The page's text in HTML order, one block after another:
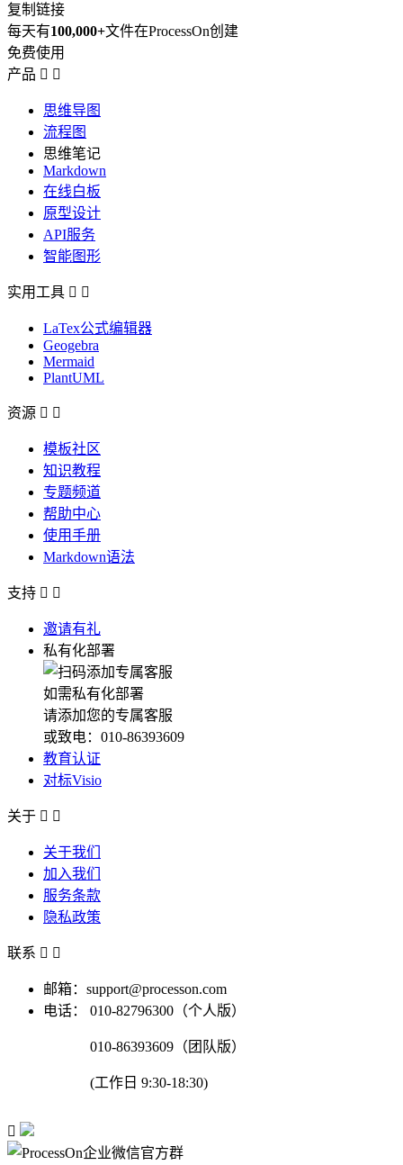
复制链接
每天有100,000+文件在ProcessOn创建
免费使用
产品  
思维导图
流程图
思维笔记
Markdown
在线白板
原型设计
API服务
智能图形
实用工具  
LaTex公式编辑器
Geogebra
Mermaid
PlantUML
资源  
模板社区
知识教程
专题频道
帮助中心
使用手册
Markdown语法
支持  
邀请有礼
私有化部署
如需私有化部署
请添加您的专属客服
或致电：010-86393609
教育认证
对标Visio
关于  
关于我们
加入我们
服务条款
隐私政策
联系  
邮箱：support@processon.com
电话：
010-82796300（个人版）
010-86393609（团队版）
(工作日 9:30-18:30)
